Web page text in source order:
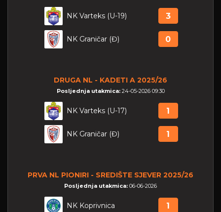
NK Varteks (U-19) 3
NK Graničar (Đ) 0
DRUGA NL - KADETI A 2025/26
Posljednja utakmica: 24-05-2026 09:30
NK Varteks (U-17) 1
NK Graničar (Đ) 1
PRVA NL PIONIRI - SREDIŠTE SJEVER 2025/26
Posljednja utakmica: 06-06-2026
NK Koprivnica 1